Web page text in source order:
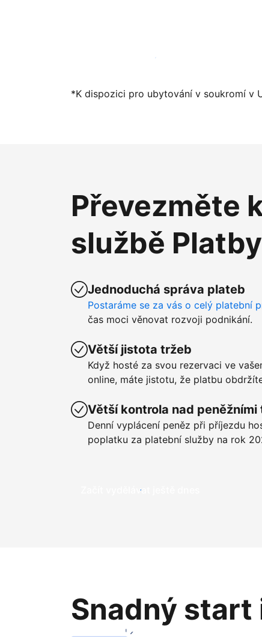
Zaregistrovat ubytování už dnes
*K dispozici pro ubytování v soukromí v
Převezměte
službě
Jednoduchá správa plateb
Postaráme se za vás o celý platební
čas moci věnovat rozvoji podnikání.
Větší jistota tržeb
Když hosté za svou rezervaci ve
online, máte jistotu, že platbu
Větší kontrola nad peněžními
Denní vyplácení peněz při příjezdu
poplatku za platební služby na rok
Začít vydělávat ještě dnes
Snadný start